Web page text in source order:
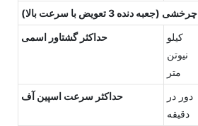
چرخشی (جعبه دنده 3 تعویض با سرعت بالا)
حداکثر گشتاور اسمی
کیلو
نیوتن
متر
حداکثر سرعت اسپین آف
دور در
دقیقه